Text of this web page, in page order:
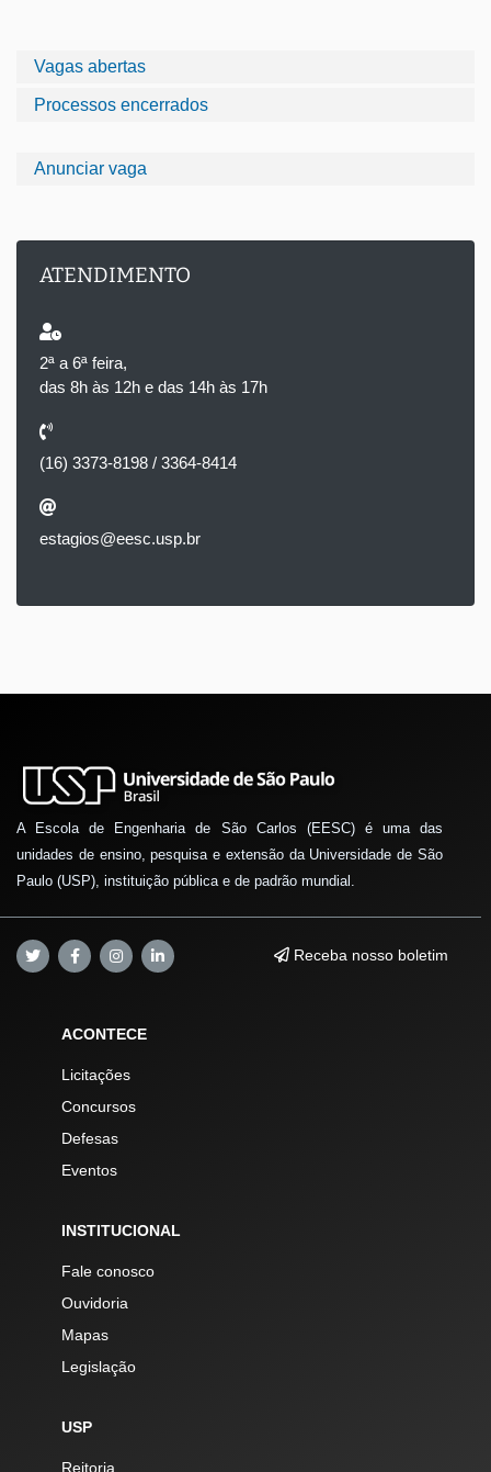
Vagas abertas
Processos encerrados
Anunciar vaga
ATENDIMENTO
2ª a 6ª feira,
das 8h às 12h e das 14h às 17h
(16) 3373-8198 / 3364-8414
estagios@eesc.usp.br
A Escola de Engenharia de São Carlos (EESC) é uma das
unidades de ensino, pesquisa e extensão da Universidade de São
Paulo (USP), instituição pública e de padrão mundial.
Receba nosso boletim
ACONTECE
Licitações
Concursos
Defesas
Eventos
INSTITUCIONAL
Fale conosco
Ouvidoria
Mapas
Legislação
USP
Reitoria